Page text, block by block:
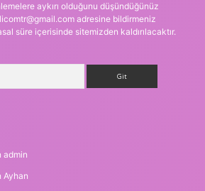
aykırı olduğunu düşündüğünüz
adresine bildirmeniz
süre içerisinde sitemizden kaldırılacaktır.
admin
Ayhan